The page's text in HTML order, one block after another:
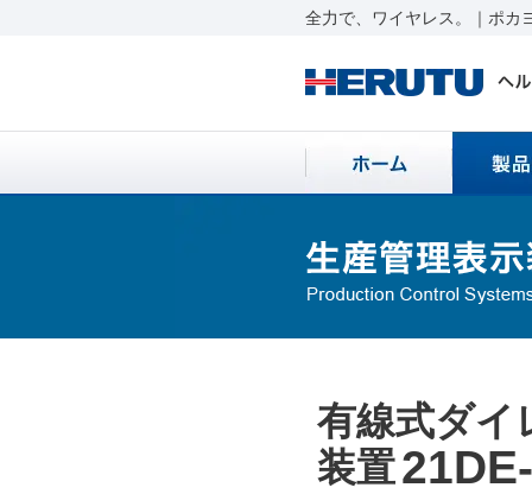
全力で、ワイヤレス。｜ポカ
有線式ダ
装置